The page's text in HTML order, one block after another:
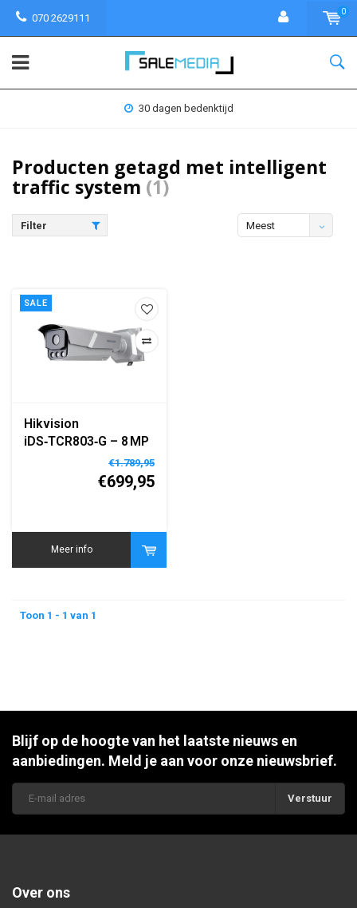
070 2629111
0
30 dagen bedenktijd
Producten getagd met intelligent
traffic system (1)
Filter
Meest
SALE
Hikvision
iDS‑TCR803‑G – 8 MP
Roadside Parking
ANPR Bullet Camera
€1.789,95
€699,95
Meer info
Toon 1 - 1 van 1
Blijf op de hoogte van het laatste nieuws en
aanbiedingen. Meld je aan voor onze nieuwsbrief.
Verstuur
Over ons